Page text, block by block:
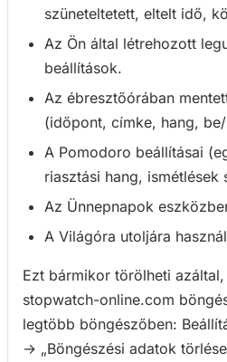
szüneteltetett, eltelt idő,
Az Ön által létrehozott
beállítások.
Az ébresztőórában
(időpont, címke, hang,
A Pomodoro beállításai
riasztási hang, ismétlések
Az Ünnepnapok
A Világóra utoljára
Ezt bármikor törölheti
stopwatch-online.com
legtöbb böngészőben:
→ „Böngészési adatok